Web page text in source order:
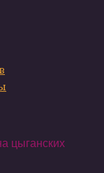
цыганских